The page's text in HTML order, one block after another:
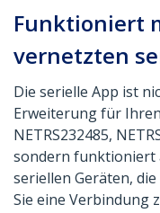
Funktioniert
vernetzten
Die serielle App ist
Erweiterung für Ihren
NETRS232485,
sondern funktioniert
seriellen Geräten,
Sie eine Verbindung